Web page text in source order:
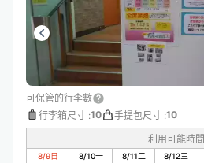
可保管的行李數
行李箱尺寸 :10 手提包尺寸 :10
利用可能時間
8/9日 8/10一 8/11二 8/12三